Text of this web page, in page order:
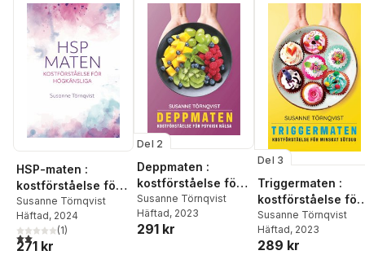
HSP-maten :
kostförståelse för
högkänsliga
Susanne Törnqvist
Häftad, 2024
2,0utav 5 stjärnor. Totalt antal röster:
(1)
271 kr
Del 2
Deppmaten :
kostförståelse för
psykisk hälsa
Susanne Törnqvist
Häftad, 2023
291 kr
Del 3
Triggermaten :
kostförståelse för
minskat sötsug
Susanne Törnqvist
Häftad, 2023
289 kr